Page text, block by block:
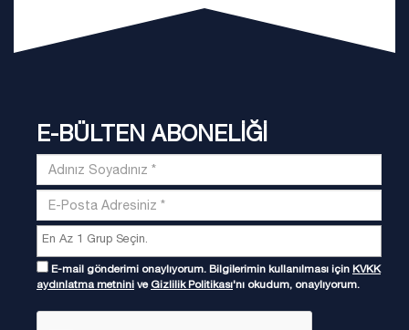
E-BÜLTEN ABONELİĞİ
E-mail gönderimi onaylıyorum. Bilgilerimin kullanılması için KVKK
aydınlatma metnini ve Gizlilik Politikası'nı okudum, onaylıyorum.